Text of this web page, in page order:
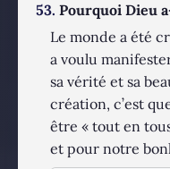
53. Pourquoi Dieu
Le monde a été
a voulu
sa vérité et sa
création, c’est
être « tout en
et pour notre